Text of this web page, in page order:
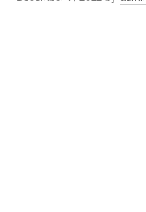
Bellezza Benessere e Salute